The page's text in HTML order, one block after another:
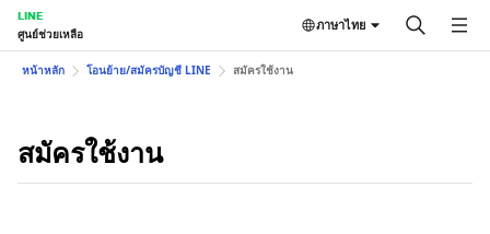
LINE
ศูนย์ช่วยเหลือ
ภาษาไทย
หน้าหลัก โอนย้าย/สมัครบัญชี LINE สมัครใช้งาน
สมัครใช้งาน